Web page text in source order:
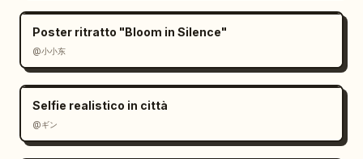
Poster ritratto "Bloom in Silence"
@小小东
Selfie realistico in città
@ギン